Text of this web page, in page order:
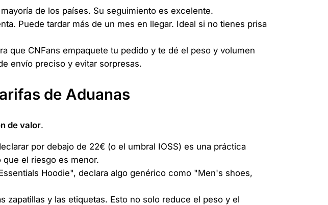
de los países. Su seguimiento es excelente.
Puede tardar más de un mes en llegar. Ideal si no tienes prisa
que CNFans empaquete tu pedido y te dé el peso y volumen
envío preciso y evitar sorpresas.
de Aduanas
de valor.
por debajo de 22€ (o el umbral IOSS) es una práctica
que el riesgo es menor.
Hoodie", declara algo genérico como "Men's shoes,
zapatillas y las etiquetas. Esto no solo reduce el peso y el